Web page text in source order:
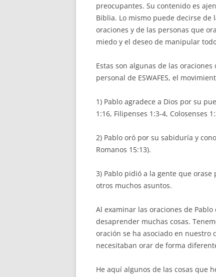
preocupantes. Su contenido es
Biblia. Lo mismo puede decirse de
oraciones y de las personas que
miedo y el deseo de manipular
Estas son algunas de las
personal de ESWAFES, el
1) Pablo agradece a Dios por su
1:16, Filipenses 1:3-4, Colosenses
2) Pablo oró por su sabiduría y
Romanos 15:13).
3) Pablo pidió a la gente que orase
otros muchos asuntos.
Al examinar las oraciones de
desaprender muchas cosas.
oración se ha asociado en nuestro
necesitaban orar de forma
He aquí algunos de las cosas que